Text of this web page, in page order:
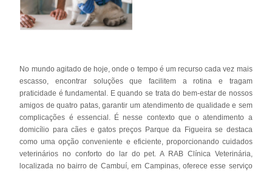
No mundo agitado de hoje, onde o tempo é um recurso cada vez mais
escasso, encontrar soluções que facilitem a rotina e tragam
praticidade é fundamental. E quando se trata do bem-estar de nossos
amigos de quatro patas, garantir um atendimento de qualidade e sem
complicações é essencial. É nesse contexto que o atendimento a
domicílio para cães e gatos preços Parque da Figueira se destaca
como uma opção conveniente e eficiente, proporcionando cuidados
veterinários no conforto do lar do pet. A RAB Clínica Veterinária,
localizada no bairro de Cambuí, em Campinas, oferece esse serviço